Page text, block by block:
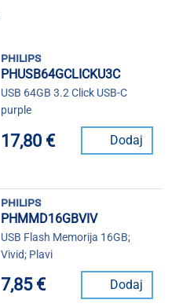
philips
PHUSB64GCLICKU3C
USB 64GB 3.2 Click USB-C
purple
17,80 € Dodaj
philips
PHMMD16GBVIV
USB Flash Memorija 16GB;
Vivid; Plavi
7,85 € Dodaj